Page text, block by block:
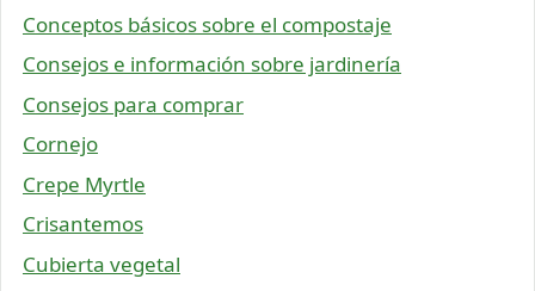
Conceptos básicos sobre el compostaje
Consejos e información sobre jardinería
Consejos para comprar
Cornejo
Crepe Myrtle
Crisantemos
Cubierta vegetal